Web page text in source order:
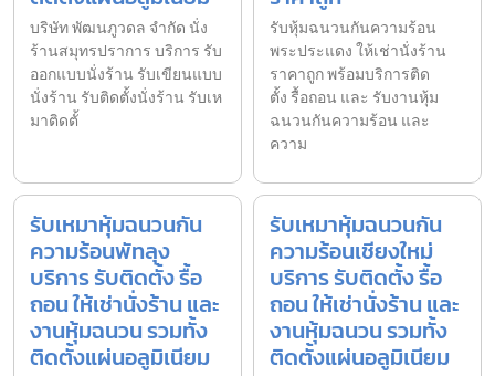
บริษัท พัฒนภูวดล จำกัด นั่ง
ร้านสมุทรปราการ บริการ รับ
ออกแบบนั่งร้าน รับเขียนแบบ
นั่งร้าน รับติดตั้งนั่งร้าน รับเห
มาติดตั้
รับหุ้มฉนวนกันความร้อน
พระประแดง ให้เช่านั่งร้าน
ราคาถูก พร้อมบริการติด
ตั้ง รื้อถอน และ รับงานหุ้ม
ฉนวนกันความร้อน และ
ความ
รับเหมาหุ้มฉนวนกัน
ความร้อนพัทลุง
บริการ รับติดตั้ง รื้อ
ถอน ให้เช่านั่งร้าน และ
งานหุ้มฉนวน รวมทั้ง
ติดตั้งแผ่นอลูมิเนียม
รับเหมาหุ้มฉนวนกัน
ความร้อนเชียงใหม่
บริการ รับติดตั้ง รื้อ
ถอน ให้เช่านั่งร้าน และ
งานหุ้มฉนวน รวมทั้ง
ติดตั้งแผ่นอลูมิเนียม